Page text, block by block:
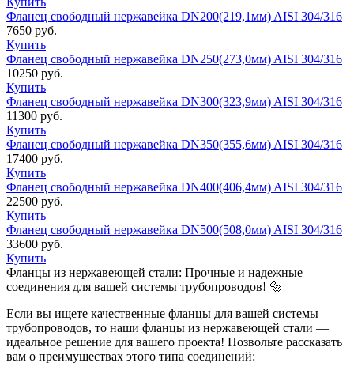
Фланец свободный нержавейка DN200(219,1мм) AISI 304/316
7650 руб.
Купить
Фланец свободный нержавейка DN250(273,0мм) AISI 304/316
10250 руб.
Купить
Фланец свободный нержавейка DN300(323,9мм) AISI 304/316
11300 руб.
Купить
Фланец свободный нержавейка DN350(355,6мм) AISI 304/316
17400 руб.
Купить
Фланец свободный нержавейка DN400(406,4мм) AISI 304/316
22500 руб.
Купить
Фланец свободный нержавейка DN500(508,0мм) AISI 304/316
33600 руб.
Купить
Фланцы из нержавеющей стали: Прочные и надежные
соединения для вашей системы трубопроводов! 🔩
Если вы ищете качественные фланцы для вашей системы
трубопроводов, то наши фланцы из нержавеющей стали —
идеальное решение для вашего проекта! Позвольте рассказать
вам о преимуществах этого типа соединений: